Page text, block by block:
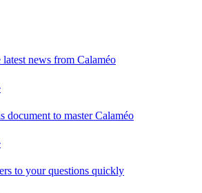
news from Calaméo
document to master Calaméo
to your questions quickly